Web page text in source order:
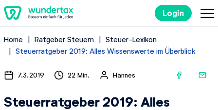
Login
So geht's
Kosten
Steuertipps
Home Ratgeber Steuern
Steuer-Lexikon
Steuerratgeber 2019: Alles Wissenswerte im Überblick
7.3.2019 22 Min. Hannes
Steuerratgeber 2019: Alles